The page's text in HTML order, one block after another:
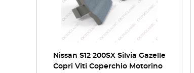
Nissan S12 200SX Silvia Gazelle
Copri Viti Coperchio Motorino